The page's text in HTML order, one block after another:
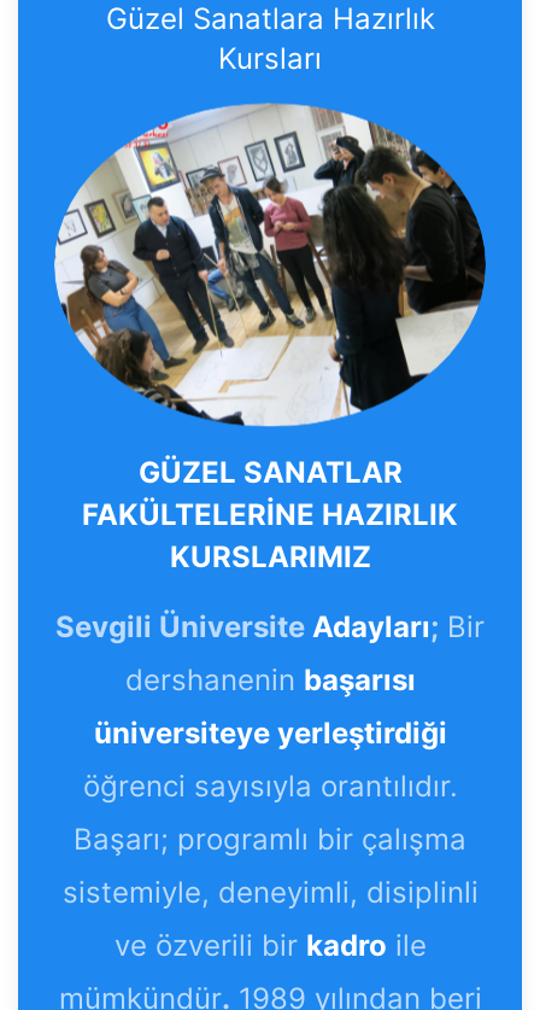
Güzel Sanatlara Hazırlık
Kursları
GÜZEL SANATLAR
FAKÜLTELERİNE HAZIRLIK
KURSLARIMIZ
Sevgili Üniversite Adayları; Bir
dershanenin başarısı
üniversiteye yerleştirdiği
öğrenci sayısıyla orantılıdır.
Başarı; programlı bir çalışma
sistemiyle, deneyimli, disiplinli
ve özverili bir kadro ile
mümkündür. 1989 yılından beri